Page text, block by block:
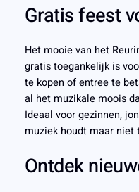
Gratis feest
Het mooie van het
gratis toegankelijk is
te kopen of entree te
al het muzikale moois
Ideaal voor gezinnen,
muziek houdt maar
Ontdek